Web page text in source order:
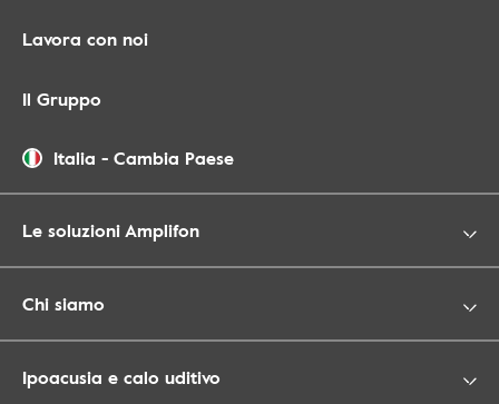
Lavora con noi
Il Gruppo
Italia - Cambia Paese
Le soluzioni Amplifon
Chi siamo
Ipoacusia e calo uditivo